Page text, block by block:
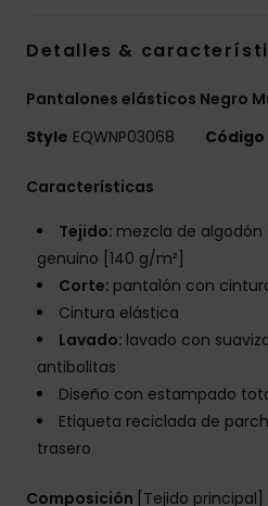
Detalles &
Pantalones elásticos Negro
Style EQWNP03068
Características
Tejido: mezcla de
genuino [140 g/m²]
Corte: pantalón con
Cintura elástica
Lavado: lavado con
antibolitas
Diseño con estampado
Etiqueta reciclada de
trasero
Composición [Tejido